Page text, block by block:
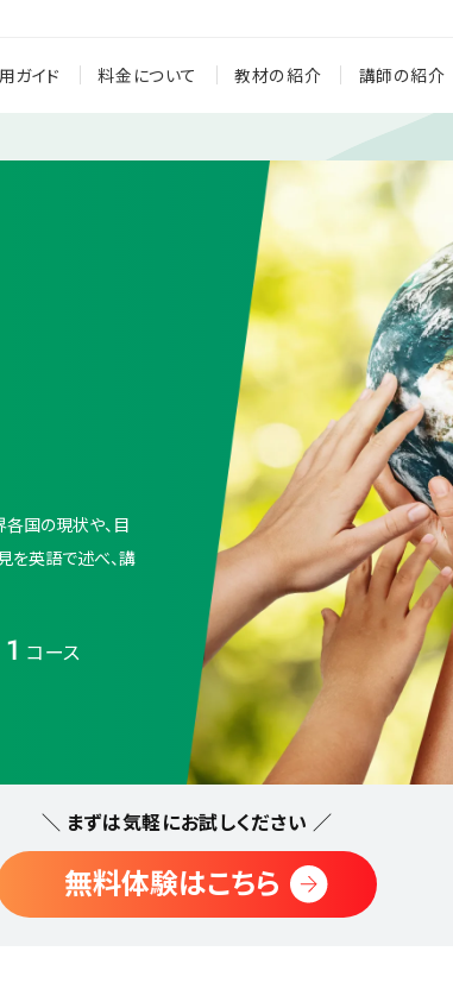
ガイド 料金について 教材の紹介 講師の紹介
国の現状や、目
を英語で述べ、講
1 コース
＼ まずは気軽にお試しください ／
無料体験はこちら